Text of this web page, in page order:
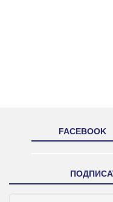
FACEBOOK